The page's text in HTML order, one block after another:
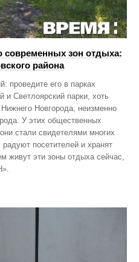
современных зон отдыха:
района
проведите его в парках
и Светлоярский парки, хоть
Новгорода, неизменно
У этих общественных
стали свидетелями многих
посетителей и хранят
живут эти зоны отдыха сейчас,